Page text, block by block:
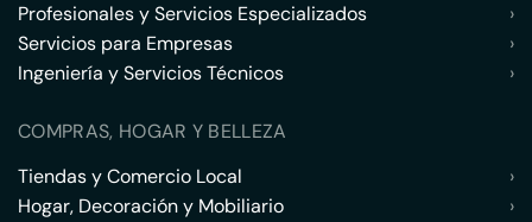
Profesionales y Servicios Especializados
›
Servicios para Empresas
›
Ingeniería y Servicios Técnicos
›
COMPRAS, HOGAR Y BELLEZA
Tiendas y Comercio Local
›
Hogar, Decoración y Mobiliario
›